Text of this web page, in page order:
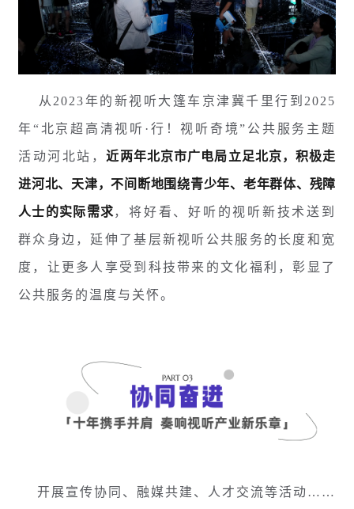
从2023年的新视听大篷车京津冀千里行到2025
年“北京超高清视听·行！视听奇境”公共服务主题
活动河北站，近两年北京市广电局立足北京，积极走
进河北、天津，不间断地围绕青少年、老年群体、残障
人士的实际需求，将好看、好听的视听新技术送到
群众身边，延伸了基层新视听公共服务的长度和宽
度，让更多人享受到科技带来的文化福利，彰显了
公共服务的温度与关怀。
开展宣传协同、融媒共建、人才交流等活动……